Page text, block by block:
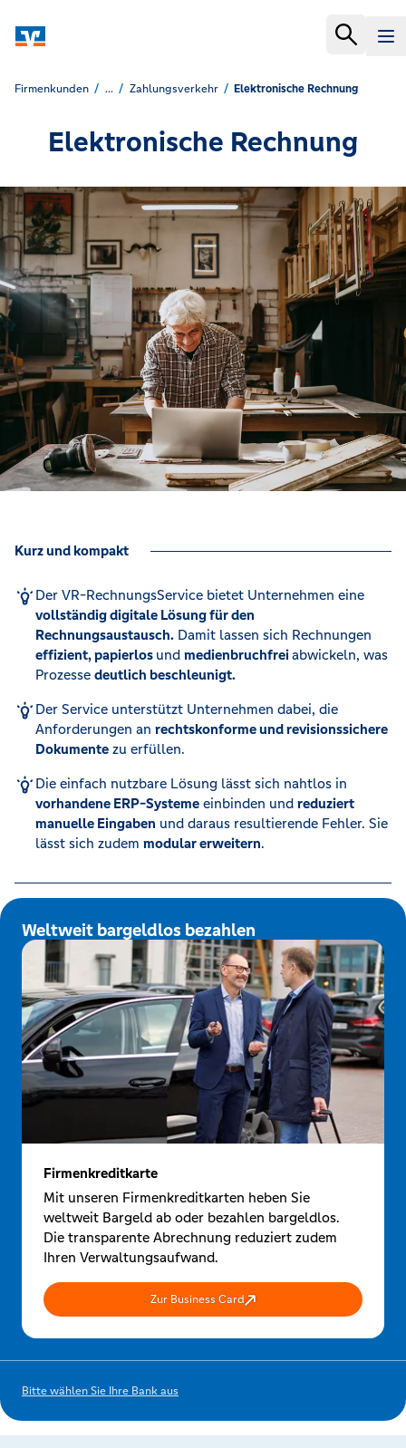
Firmenkunden ... Zahlungsverkehr Elektronische Rechnung
Elektronische Rechnung
Kurz und kompakt
Der VR-RechnungsService bietet Unternehmen eine
vollständig digitale Lösung für den
Rechnungsaustausch.Damit lassen sich Rechnungen
effizient, papierlos und medienbruchfreiabwickeln, was
Prozesse deutlich beschleunigt.
Der Service unterstützt Unternehmen dabei, die
Anforderungen an rechtskonforme und revisionssichere
Dokumentezu erfüllen.
Die einfach nutzbare Lösung lässt sich nahtlos in
vorhandene ERP-Systemeeinbinden und reduziert
manuelle Eingaben und daraus resultierende Fehler. Sie
lässt sich zudem modular erweitern.
Weltweit bargeldlos bezahlen
Firmenkreditkarte
Mit unseren Firmenkreditkarten heben Sie
weltweit Bargeld ab oder bezahlen bargeldlos.
Die transparente Abrechnung reduziert zudem
Ihren Verwaltungsaufwand.
Zur Business Card
Bitte wählen Sie Ihre Bank aus